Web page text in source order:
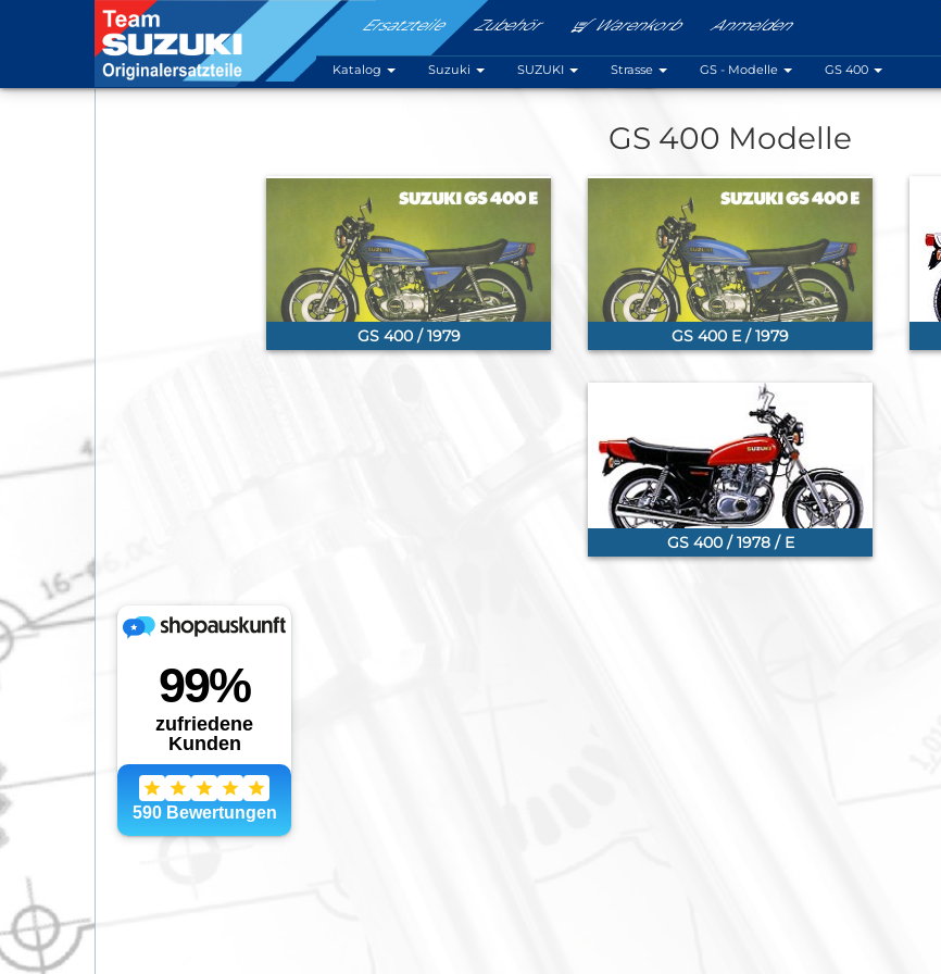
Menu
Ersatzteile Zubehör Warenkorb Anmelden
Katalog Suzuki SUZUKI Strasse GS - Modelle GS 400
GS 400 Modelle
GS 400 / 1979 GS 400 E / 1979
GS 400 / 1978 / E